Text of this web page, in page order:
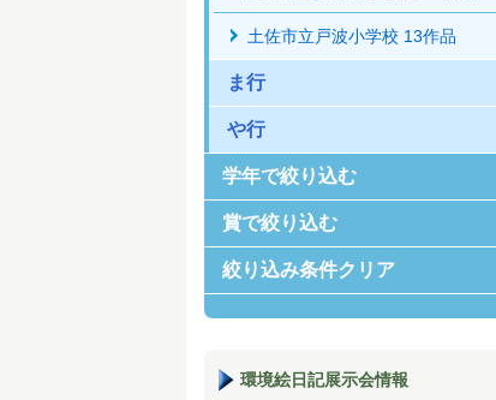
土佐市立戸波小学校 13作品
ま行
や行
学年で絞り込む
賞で絞り込む
絞り込み条件クリア
環境絵日記展示会情報